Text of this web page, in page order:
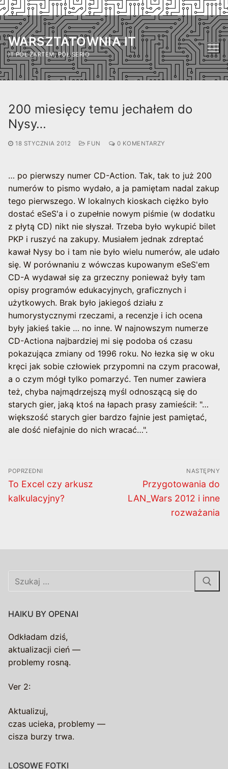
Przejdź
do
treści
WARSZTATOWNIA IT
IT PÓŁ ŻARTEM, PÓŁ SERIO
200 miesięcy temu jechałem do
Nysy…
18 STYCZNIA 2012 FUN 0 KOMENTARZY
… po pierwszy numer CD-Action. Tak, tak to już 200
numerów to pismo wydało, a ja pamiętam nadal zakup
tego pierwszego. W lokalnych kioskach ciężko było
dostać eSeS'a i o zupełnie nowym piśmie (w dodatku
z płytą CD) nikt nie słyszał. Trzeba było wykupić bilet
PKP i ruszyć na zakupy. Musiałem jednak zdreptać
kawał Nysy bo i tam nie było wielu numerów, ale udało
się. W porównaniu z wówczas kupowanym eSeS'em
CD-A wydawał się za grzeczny ponieważ były tam
opisy programów edukacyjnych, graficznych i
użytkowych. Brak było jakiegoś działu z
humorystycznymi rzeczami, a recenzje i ich ocena
były jakieś takie … no inne. W najnowszym numerze
CD-Actiona najbardziej mi się podoba oś czasu
pokazująca zmiany od 1996 roku. No łezka się w oku
kręci jak sobie człowiek przypomni na czym pracował,
a o czym mógł tylko pomarzyć. Ten numer zawiera
też, chyba najmądrzejszą myśl odnoszącą się do
starych gier, jaką ktoś na łapach prasy zamieścił: "…
większość starych gier bardzo fajnie jest pamiętać,
ale dość niefajnie do nich wracać…".
Nawigacja
wpisu
POPRZEDNI
Poprzedni
wpis:
To Excel czy arkusz
kalkulacyjny?
NASTĘPNY
Następny
wpis:
Przygotowania do
LAN_Wars 2012 i inne
rozważania
Szukaj:
HAIKU BY OPENAI
Odkładam dziś,
aktualizacji cień —
problemy rosną.
Ver 2:
Aktualizuj,
czas ucieka, problemy —
cisza burzy trwa.
LOSOWE FOTKI